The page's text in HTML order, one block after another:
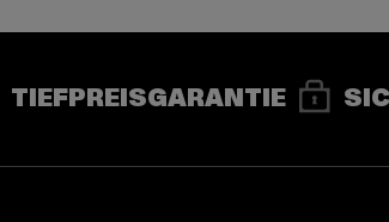
TIEFPREISGARANTIE